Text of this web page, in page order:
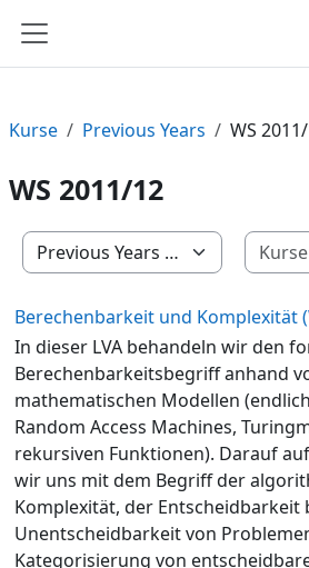
Website-Übersicht
Kurse Previous Years WS
WS 2011/12
Kursbereiche
Berechenbarkeit und Komplexität
In dieser LVA behandeln wir den
Berechenbarkeitsbegriff anhand
mathematischen Modellen
Random Access Machines,
rekursiven Funktionen). Darauf
wir uns mit dem Begriff der
Komplexität, der Entscheidbarkeit
Unentscheidbarkeit von
Kategorisierung von